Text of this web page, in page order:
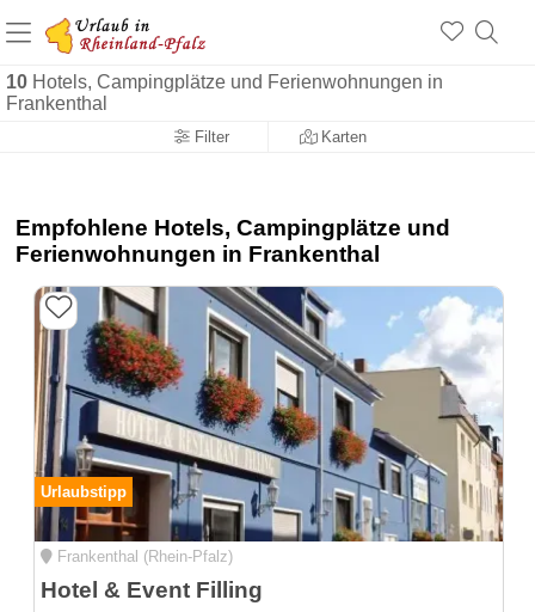
10 Hotels, Campingplätze und Ferienwohnungen in
Frankenthal
Filter Karten
+1.500 Unterkünfte in Rheinland-Pfalz
+1.000 Sehenswürdigkeiten
Über 25 Jahre online
Empfohlene Hotels, Campingplätze und
Ferienwohnungen in Frankenthal
Urlaubstipp
Frankenthal (Rhein-Pfalz)
Hotel & Event Filling